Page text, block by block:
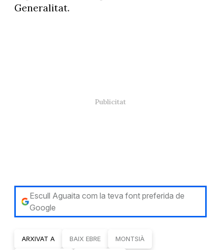
Generalitat.
Escull Aguaita com la teva font preferida de
Google
ARXIVAT A BAIX EBRE MONTSIÀ